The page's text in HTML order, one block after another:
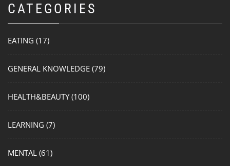
CATEGORIES
EATING (17)
GENERAL KNOWLEDGE (79)
HEALTH&BEAUTY(100)
LEARNING (7)
MENTAL (61)